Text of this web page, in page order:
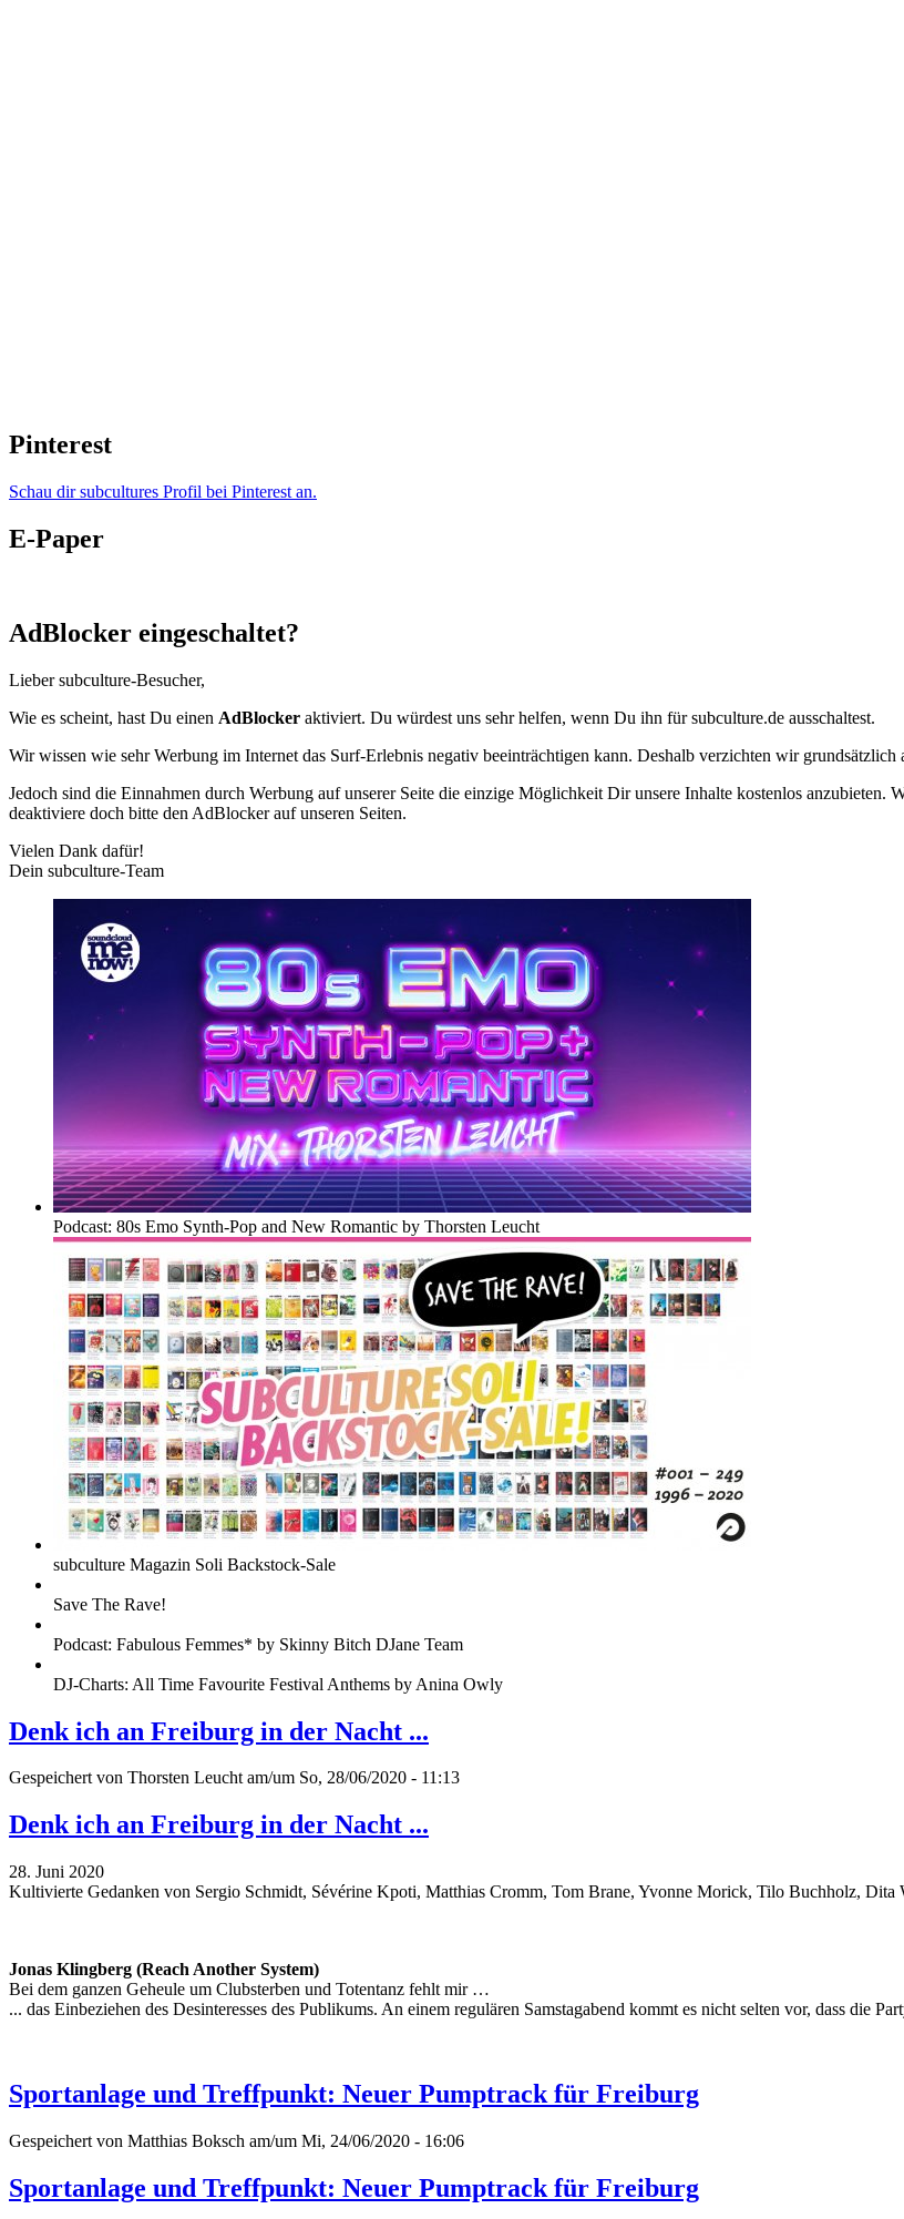
Pinterest
Schau dir subcultures Profil bei Pinterest an.
E-Paper
AdBlocker eingeschaltet?
Lieber subculture-Besucher,
Wie es scheint, hast Du einen AdBlocker aktiviert. Du würdest uns sehr helfen, wenn Du ihn für subculture.de ausschaltest.
Wir wissen wie sehr Werbung im Internet das Surf-Erlebnis negativ beeinträchtigen kann. Deshalb verzichten wir
Jedoch sind die Einnahmen durch Werbung auf unserer Seite die einzige Möglichkeit Dir unsere Inhalte kostenlos anzubieten.
deaktiviere doch bitte den AdBlocker auf unseren Seiten.
Vielen Dank dafür!
Dein subculture-Team
Podcast: 80s Emo Synth-Pop and New Romantic by Thorsten Leucht
subculture Magazin Soli Backstock-Sale
Save The Rave!
Podcast: Fabulous Femmes* by Skinny Bitch DJane Team
DJ-Charts: All Time Favourite Festival Anthems by Anina Owly
Denk ich an Freiburg in der Nacht ...
Gespeichert von Thorsten Leuchtam/um So, 28/06/2020 - 11:13
Denk ich an Freiburg in der Nacht ...
28. Juni 2020
Kultivierte Gedanken von Sergio Schmidt, Sévérine Kpoti, Matthias Cromm, Tom Brane, Yvonne Morick, Tilo Buchholz, Dita
Jonas Klingberg (Reach Another System)
Bei dem ganzen Geheule um Clubsterben und Totentanz fehlt mir …
... das Einbeziehen des Desinteresses des Publikums. An einem regulären Samstagabend kommt es nicht selten vor, dass die
Sportanlage und Treffpunkt: Neuer Pumptrack für Freiburg
Gespeichert von Matthias Boksch am/um Mi, 24/06/2020 - 16:06
Sportanlage und Treffpunkt: Neuer Pumptrack für Freiburg